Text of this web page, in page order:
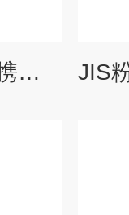
PODSHIAC PODS便携式油液诊断系统（颗粒计数器）